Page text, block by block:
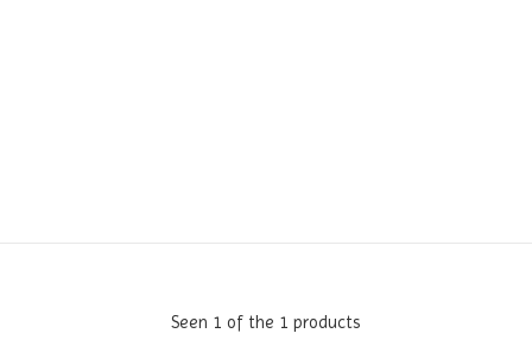
Seen 1 of the 1 products